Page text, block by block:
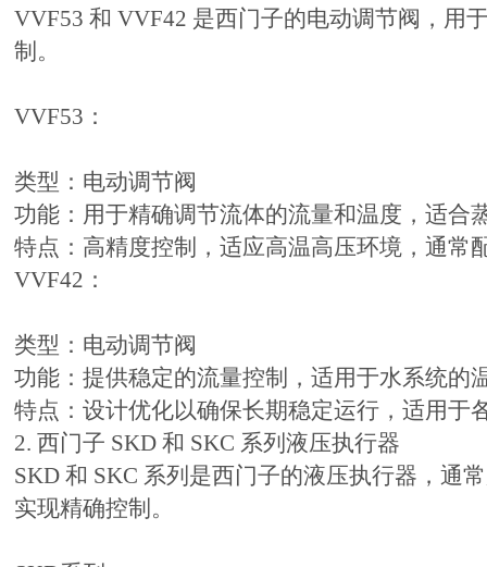
VVF53 和 VVF42 是西门子的电动调节阀，用
制。
VVF53：
类型：电动调节阀
功能：用于精确调节流体的流量和温度，适合
特点：高精度控制，适应高温高压环境，通常
VVF42：
类型：电动调节阀
功能：提供稳定的流量控制，适用于水系统的
特点：设计优化以确保长期稳定运行，适用于
2. 西门子 SKD 和 SKC 系列液压执行器
SKD 和 SKC 系列是西门子的液压执行器，通
实现精确控制。